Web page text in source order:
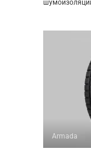
Armada